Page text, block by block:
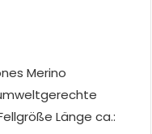
Merino
Länge ca.: